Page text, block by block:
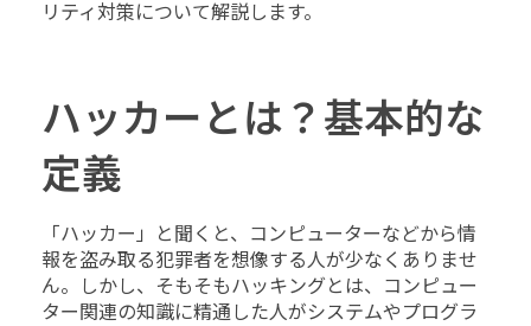
リティ対策について解説します。
ハッカーとは？基本的な
定義
「ハッカー」と聞くと、コンピューターなどから情
報を盗み取る犯罪者を想像する人が少なくありませ
ん。しかし、そもそもハッキングとは、コンピュー
ター関連の知識に精通した人がシステムやプログラ